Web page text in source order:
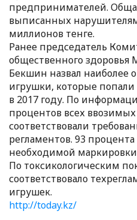
предпринимателей.
выписанных
миллионов тенге.
Ранее председатель
общественного
Бекшин назвал наиболее
игрушки, которые
в 2017 году. По
процентов всех
соответствовали
регламентов. 93
необходимой
По токсикологическим
соответствовало
игрушек.
http://today.kz/